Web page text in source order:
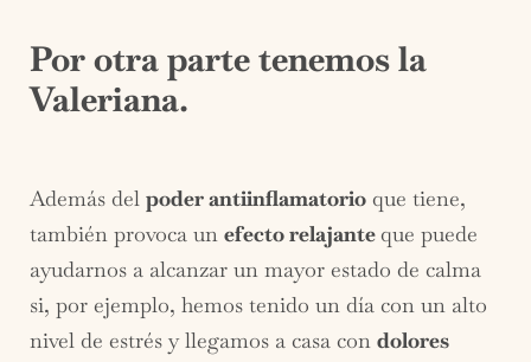
Por otra parte tenemos la
Valeriana.
Además del poder antiinflamatorio que tiene,
también provoca un efecto relajanteque puede
ayudarnos a alcanzar un mayor estado de calma
si, por ejemplo, hemos tenido un día con un alto
nivel de estrés y llegamos a casa con dolores